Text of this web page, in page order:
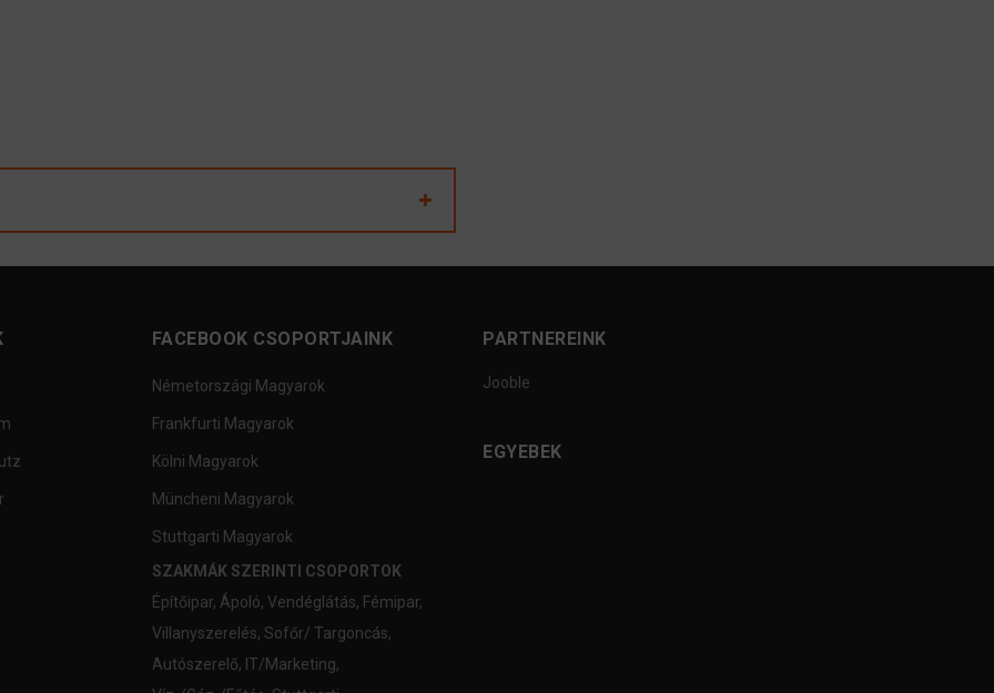
FACEBOOK CSOPORTJAINK
Németországi Magyarok
Frankfurti Magyarok
Kölni Magyarok
Müncheni Magyarok
Stuttgarti Magyarok
SZAKMÁK SZERINTI CSOPORTOK
Építőipar, Ápoló, Vendéglátás, Fémipar,
Villanyszerelés, Sofőr/ Targoncás,
Autószerelő, IT/Marketing,
PARTNEREINK
Jooble
EGYEBEK